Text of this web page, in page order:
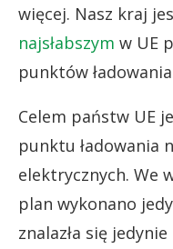
więcej. Nasz kraj
najsłabszym w UE
punktów
Celem państw UE
punktu ładowania
elektrycznych. We
plan wykonano
znalazła się